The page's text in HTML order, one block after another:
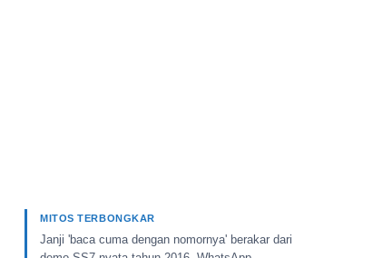
MITOS TERBONGKAR
Janji 'baca cuma dengan nomornya' berakar dari